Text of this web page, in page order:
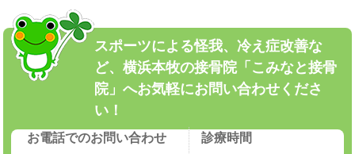
スポーツによる怪我、冷え症改善な
ど、横浜本牧の接骨院「こみなと接骨
院」へお気軽にお問い合わせくださ
い！
お電話でのお問い合わせ 診療時間